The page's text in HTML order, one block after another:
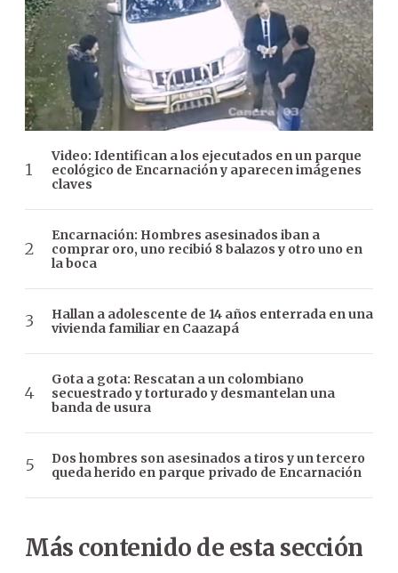
Video: Identifican a los ejecutados en un parque
ecológico de Encarnación y aparecen imágenes
claves
Encarnación: Hombres asesinados iban a
comprar oro, uno recibió 8 balazos y otro uno en
la boca
Hallan a adolescente de 14 años enterrada en una
vivienda familiar en Caazapá
Gota a gota: Rescatan a un colombiano
secuestrado y torturado y desmantelan una
banda de usura
Dos hombres son asesinados a tiros y un tercero
queda herido en parque privado de Encarnación
Más contenido de esta sección